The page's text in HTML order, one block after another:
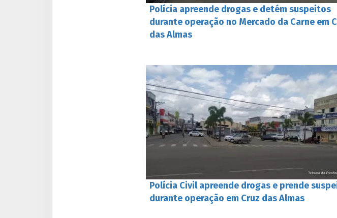
Polícia apreende drogas e detém suspeitos
durante operação no Mercado da Carne em
das Almas
Polícia Civil apreende drogas e prende
durante operação em Cruz das Almas